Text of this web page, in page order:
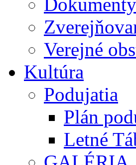
Verejné
Kultúra
Podujatia
Plán
Letné